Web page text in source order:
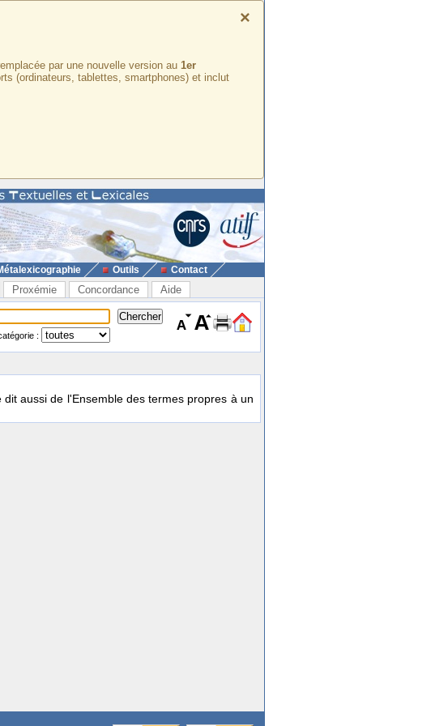
×
par une nouvelle version au 1er
(ordinateurs, tablettes, smartphones) et inclut
Outils Contact
Proxémie Concordance Aide
:
dit aussi de l'Ensemble des termes propres à un